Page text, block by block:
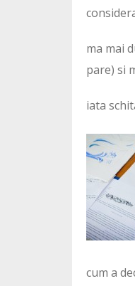
ma mai
pare) si
iata
cum a